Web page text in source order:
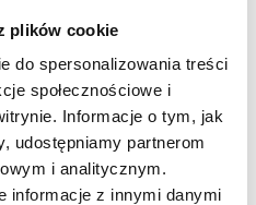
plików cookie
do spersonalizowania treści
społecznościowe i
Informacje o tym, jak
udostępniamy partnerom
i analitycznym.
informacje z innymi danymi